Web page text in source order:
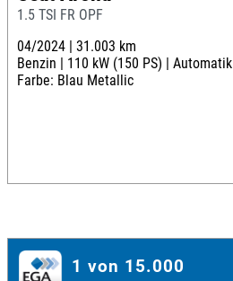
1.5 TSI FR OPF
04/2024 | 31.003 km
Benzin | 110 kW (150 PS) | Automatik
Farbe: Blau Metallic
1 von 15.000